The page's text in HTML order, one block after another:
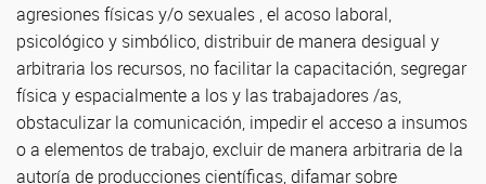
agresiones físicas y/o sexuales , el acoso laboral,
psicológico y simbólico, distribuir de manera desigual y
arbitraria los recursos, no facilitar la capacitación, segregar
física y espacialmente a los y las trabajadores /as,
obstaculizar la comunicación, impedir el acceso a insumos
o a elementos de trabajo, excluir de manera arbitraria de la
autoría de producciones científicas, difamar sobre